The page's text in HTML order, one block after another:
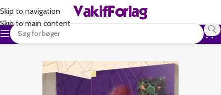
Skip to navigation
Skip to main content